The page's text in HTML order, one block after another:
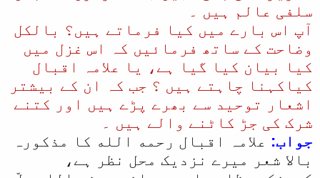
سلفی عالم ہیں ۔
آپ اس بارے میں کیا فرماتے ہیں؟ بالکل
وضاحت کے ساتھ فرمائیں کہ اس غزل میں
کیا بیان کیا گیا ہے، یا علامہ اقبال
کیاکہنا چاہتے ہیں ؟ جب کہ ان کے بیشتر
اشعار توحید سے بھرے پڑے ہیں اور کتنے
شرک کی جڑ کاٹنے والے ہیں ۔
جواب: علامہ اقبال رحمه الله کا مذکورہ
بالا شعر میرے نزدیک محل نظر ہے،